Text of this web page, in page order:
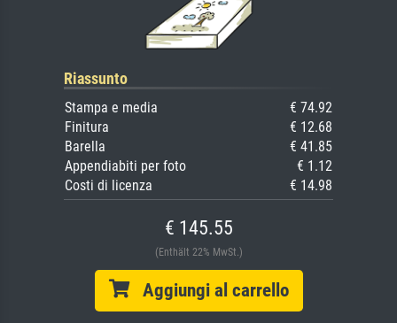
Riassunto
Stampa e media
€ 74.92
Finitura
€ 12.68
Barella
€ 41.85
Appendiabiti per foto
€ 1.12
Costi di licenza
€ 14.98
€ 145.55
(Enthält 22% MwSt.)
Aggiungi al carrello